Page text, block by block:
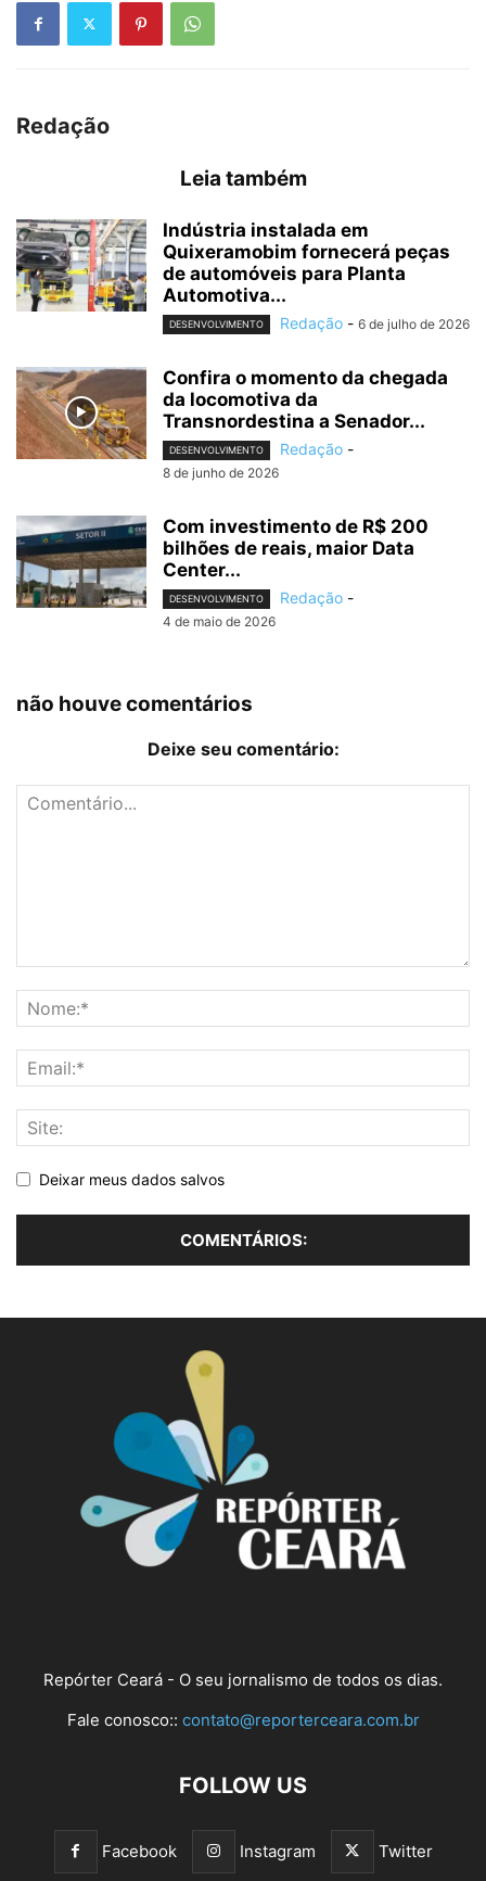
Redação
Leia também
Indústria instalada em
Quixeramobim fornecerá peças
de automóveis para Planta
Automotiva...
DESENVOLVIMENTO Redação - 6 de julho de 2026
Confira o momento da chegada
da locomotiva da
Transnordestina a Senador...
DESENVOLVIMENTO Redação -
8 de junho de 2026
Com investimento de R$ 200
bilhões de reais, maior Data
Center...
DESENVOLVIMENTO Redação -
4 de maio de 2026
não houve comentários
Deixe seu comentário:
Deixar meus dados salvos
Repórter Ceará - O seu jornalismo de todos os dias.
Fale conosco:: contato@reporterceara.com.br
FOLLOW US
Facebook Instagram Twitter